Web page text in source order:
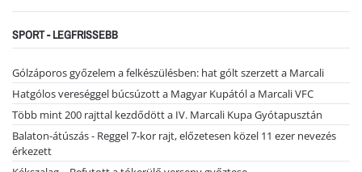
SPORT - LEGFRISSEBB
Gólzáporos győzelem a felkészülésben: hat gólt szerzett a Marcali
Hatgólos vereséggel búcsúzott a Magyar Kupától a Marcali VFC
Több mint 200 rajttal kezdődött a IV. Marcali Kupa Gyótapusztán
Balaton-átúszás - Reggel 7-kor rajt, előzetesen közel 11 ezer nevezés
érkezett